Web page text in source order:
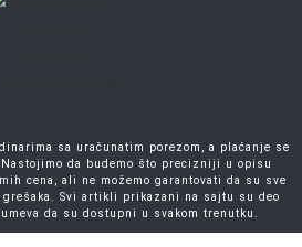
sa uračunatim porezom, a plaćanje se
da budemo što precizniji u opisu
cena, ali ne možemo garantovati da su sve
Svi artikli prikazani na sajtu su deo
da su dostupni u svakom trenutku.